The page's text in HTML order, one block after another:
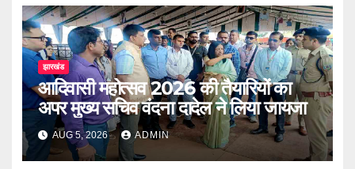
झारखंड
आदिवासी महोत्सव 2026 की तैयारियों का
अपर मुख्य सचिव वंदना दादेल ने लिया जायजा
AUG 5, 2026 ADMIN